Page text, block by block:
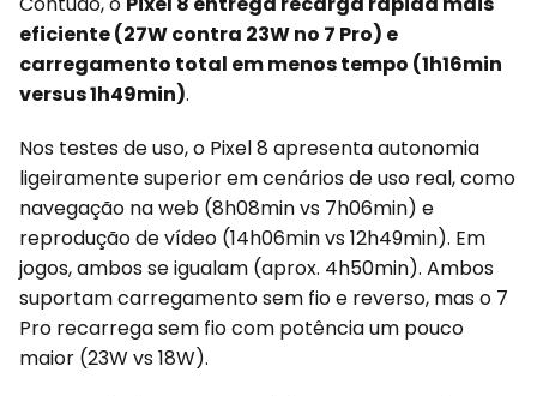
eficiente (27W contra 23W no 7 Pro) e
carregamento total em menos tempo (1h16min
versus 1h49min).
Nos testes de uso, o Pixel 8 apresenta autonomia
ligeiramente superior em cenários de uso real, como
navegação na web (8h08min vs 7h06min) e
reprodução de vídeo (14h06min vs 12h49min). Em
jogos, ambos se igualam (aprox. 4h50min). Ambos
suportam carregamento sem fio e reverso, mas o 7
Pro recarrega sem fio com potência um pouco
maior (23W vs 18W).